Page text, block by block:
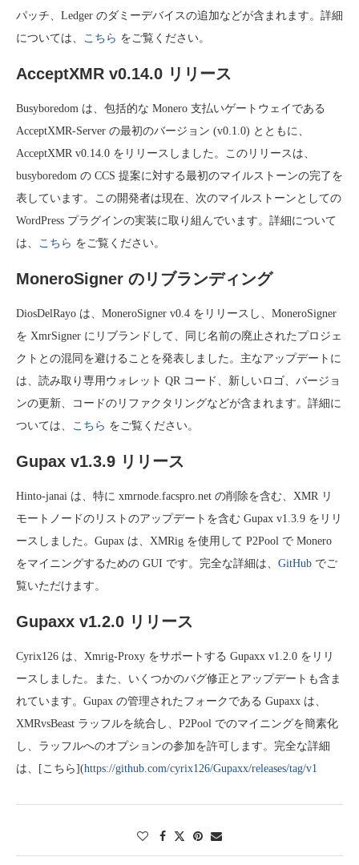
パッチ、Ledger のダミーデバイスの追加などが含まれます。詳細
については、 こちら をご覧ください。
AcceptXMR v0.14.0 リリース
Busyboredom は、包括的な Monero 支払いゲートウェイである
AcceptXMR-Server の最初のバージョン (v0.1.0) とともに、
AcceptXMR v0.14.0 をリリースしました。このリリースは、
busyboredom の CCS 提案に対する最初のマイルストーンの完了を
表しています。この開発者は現在、次のマイルストーンとしての
WordPress プラグインの実装に取り組んでいます。詳細について
は、 こちら をご覧ください。
MoneroSigner のリブランディング
DiosDelRayo は、MoneroSigner v0.4 をリリースし、MoneroSigner
を XmrSigner にリブランドして、同じ名前の廃止されたプロジェ
クトとの混同を避けることを発表しました。主なアップデートに
は、読み取り専用ウォレット QR コード、新しいロゴ、バージョ
ンの更新、コードのリファクタリングなどが含まれます。詳細に
ついては、 こちら をご覧ください。
Gupax v1.3.9 リリース
Hinto-janai は、特に xmrnode.facspro.net の削除を含む、XMR リ
モートノードのリストのアップデートを含む Gupax v1.3.9 をリリ
ースしました。Gupax は、XMRig を使用して P2Pool で Monero
をマイニングするための GUI です。完全な詳細は、 GitHub でご
覧いただけます。
Gupaxx v1.2.0 リリース
Cyrix126 は、Xmrig-Proxy をサポートする Gupaxx v1.2.0 をリリ
ースしました。また、いくつかのバグ修正とアップデートも含ま
れています。Gupax の管理されたフォークである Gupaxx は、
XMRvsBeast ラッフルを統合し、P2Pool でのマイニングを簡素化
し、ラッフルへのオプションの参加を許可します。完全な詳細
は、[こちら](https://github.com/cyrix126/Gupaxx/releases/tag/v1